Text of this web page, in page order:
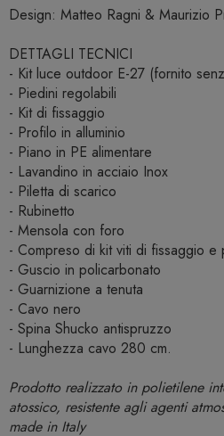
Design: Matteo Ragni & Maurizio
DETTAGLI TECNICI
- Kit luce outdoor E-27 (fornito
- Piedini regolabili
- Kit di fissaggio
- Profilo in alluminio
- Piano in PE alimentare
- Lavandino in acciaio Inox
- Piletta di scarico
- Rubinetto
- Mensola con foro
- Compreso di kit viti di fissaggio e
- Guscio in policarbonato
- Guarnizione a tenuta
- Cavo nero
- Spina Shucko antispruzzo
- Lunghezza cavo 280 cm.
Prodotto realizzato in polietilene
atossico, resistente agli agenti
made in Italy